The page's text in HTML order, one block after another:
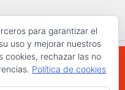
© 2026. Todos los
para garantizar el
uso y mejorar nuestros
cookies, rechazar las no
Política de cookies